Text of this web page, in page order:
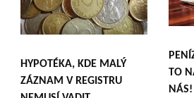
HYPOTÉKA, KDE MALÝ
ZÁZNAM V REGISTRU
TO
NÁS!